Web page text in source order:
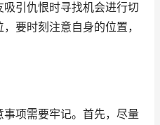
引仇恨时寻找机会进行切
要时刻注意自身的位置，
项需要牢记。首先，尽量